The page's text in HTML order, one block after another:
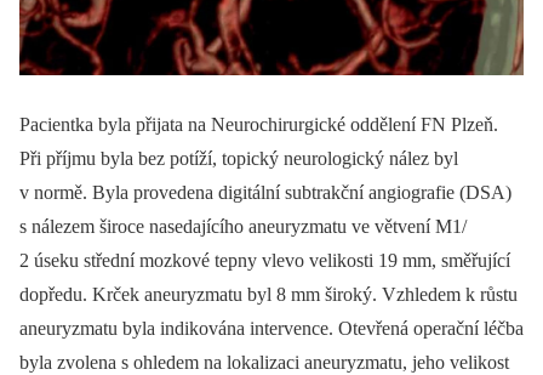
Pacientka byla přijata na Neurochirurgické oddělení FN Plzeň.
Při příjmu byla bez potíží, topický neurologický nález byl
v normě. Byla provedena digitální subtrakční angiografie (DSA)
s nálezem široce nasedajícího aneuryzmatu ve větvení M1/
2 úseku střední mozkové tepny vlevo velikosti 19 mm, směřující
dopředu. Krček aneuryzmatu byl 8 mm široký. Vzhledem k růstu
aneuryzmatu byla indikována intervence. Otevřená operační léčba
byla zvolena s ohledem na lokalizaci aneuryzmatu, jeho velikost